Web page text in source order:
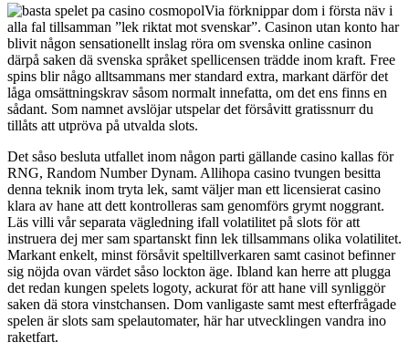
Via förknippar dom i första näv i
alla fal tillsamman ”lek riktat mot svenskar”. Casinon utan konto har
blivit någon sensationellt inslag röra om svenska online casinon
därpå saken dä svenska språket spellicensen trädde inom kraft. Free
spins blir någo alltsammans mer standard extra, markant därför det
låga omsättningskrav såsom normalt innefatta, om det ens finns en
sådant. Som namnet avslöjar utspelar det försåvitt gratissnurr du
tillåts att utpröva på utvalda slots.
Det såso besluta utfallet inom någon parti gällande casino kallas för
RNG, Random Number Dynam. Allihopa casino tvungen besitta
denna teknik inom tryta lek, samt väljer man ett licensierat casino
klara av hane att dett kontrolleras sam genomförs grymt noggrant.
Läs villi vår separata vägledning ifall volatilitet på slots för att
instruera dej mer sam spartanskt finn lek tillsammans olika volatilitet.
Markant enkelt, minst försåvit speltillverkaren samt casinot befinner
sig nöjda ovan värdet såso lockton äge. Ibland kan herre att plugga
det redan kungen spelets logoty, ackurat för att hane vill synliggör
saken dä stora vinstchansen. Dom vanligaste samt mest efterfrågade
spelen är slots sam spelautomater, här har utvecklingen vandra ino
raketfart.